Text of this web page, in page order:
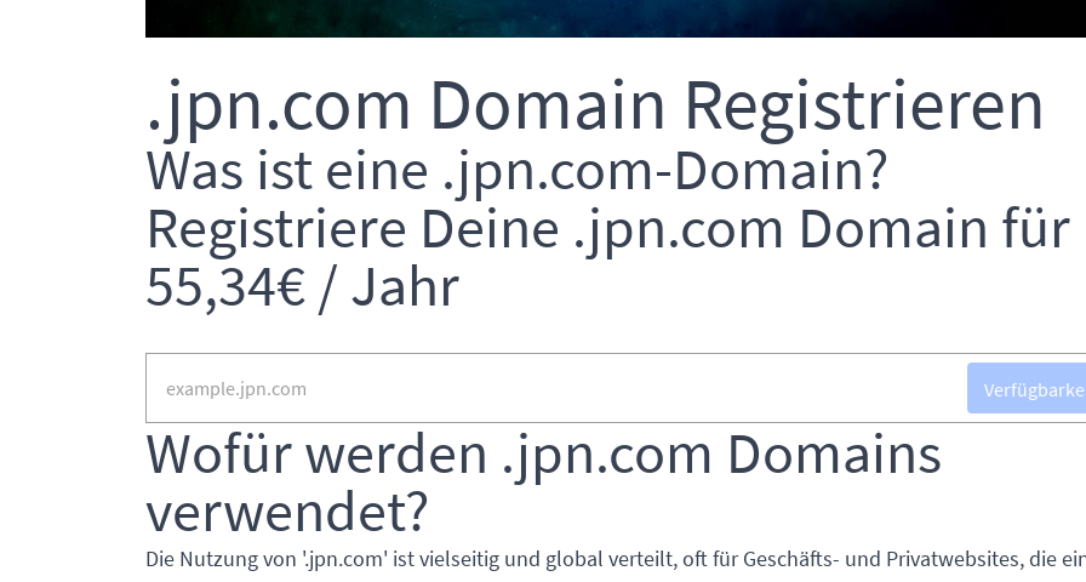
.jpn.com Domain Registrieren
Was ist eine .jpn.com-Domain?
Registriere Deine .jpn.com Domain für
55,34€ / Jahr
Wofür werden .jpn.com Domains
verwendet?
Die Nutzung von '.jpn.com' ist vielseitig und global verteilt, oft für Geschäfts- und Privatwebsites, die